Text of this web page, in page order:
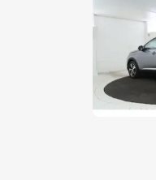
Apple
Armsteun
Armsteun